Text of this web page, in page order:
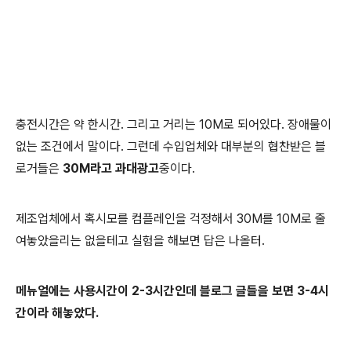
충전시간은 약 한시간. 그리고 거리는 10M로 되어있다. 장애물이
없는 조건에서 말이다. 그런데 수입업체와 대부분의 협찬받은 블
로거들은 30M라고 과대광고중이다.
제조업체에서 혹시모를 컴플레인을 걱정해서 30M를 10M로 줄
여놓았을리는 없을테고 실험을 해보면 답은 나올터.
메뉴얼에는 사용시간이 2-3시간인데 블로그 글들을 보면 3-4시
간이라 해놓았다.